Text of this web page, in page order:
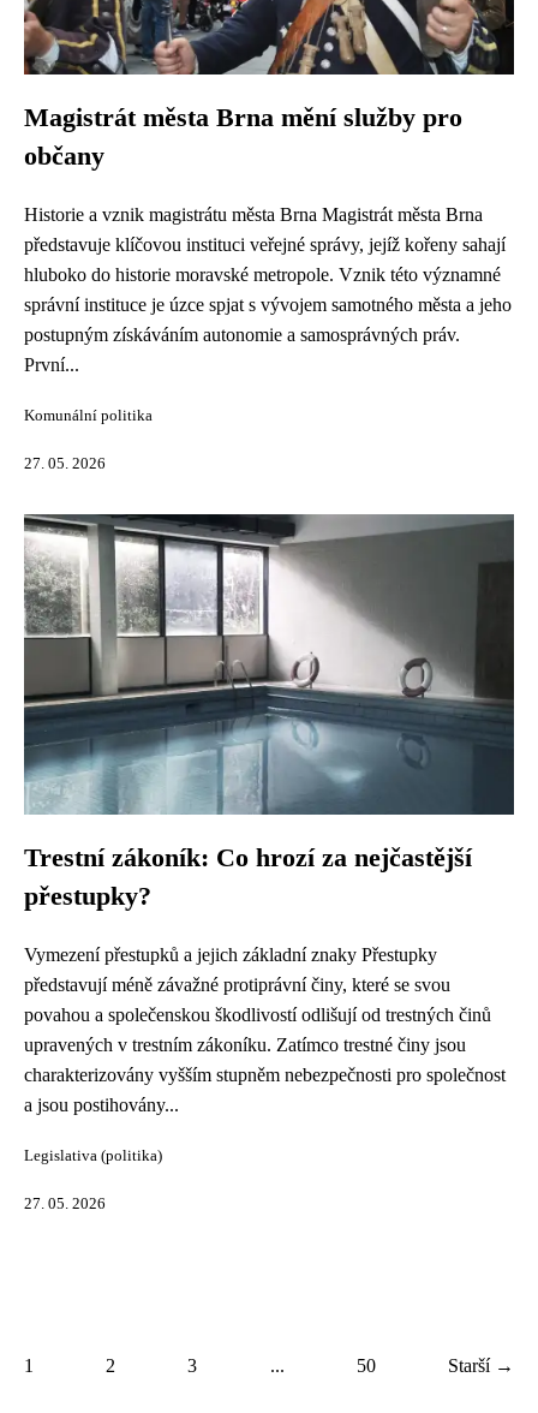
Magistrát města Brna mění služby pro
občany
Historie a vznik magistrátu města Brna Magistrát města Brna
představuje klíčovou instituci veřejné správy, jejíž kořeny sahají
hluboko do historie moravské metropole. Vznik této významné
správní instituce je úzce spjat s vývojem samotného města a jeho
postupným získáváním autonomie a samosprávných práv.
První...
Komunální politika
27. 05. 2026
Trestní zákoník: Co hrozí za nejčastější
přestupky?
Vymezení přestupků a jejich základní znaky Přestupky
představují méně závažné protiprávní činy, které se svou
povahou a společenskou škodlivostí odlišují od trestných činů
upravených v trestním zákoníku. Zatímco trestné činy jsou
charakterizovány vyšším stupněm nebezpečnosti pro společnost
a jsou postihovány...
Legislativa (politika)
27. 05. 2026
1 2 3 ... 50 Starší →